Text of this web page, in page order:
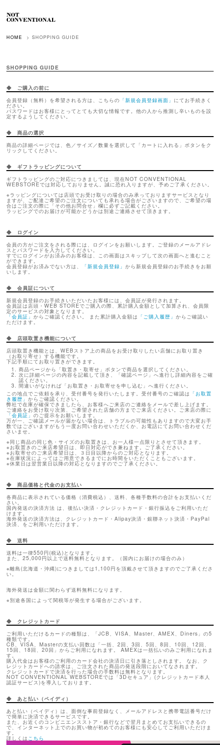
HOME SHOPPING GUIDE
SHOPPING GUIDE
◆ ご購入の前に
会員登録（無料）を希望される方は、こちらの 「新規会員登録画面」 にてお手続きく
ださい。
パスワードはお客様にとってとても大切な情報です。他の人から推測し辛いものを設
定するようしてください。
◆ 商品の選択
商品の詳細ページでは、色／サイズ／数量を選択して「カートに入れる」ボタンをク
リックしてください。
◆ ギフトラッピングについて
ギフトラッピングのご対応につきましては、現在NOT CONVENTIONAL
WEBSTOREでは対応しておりません。誠に恐れ入りますが、予めご了承ください。
※ラッピングについては店頭でお受け取りの場合のみ承っておりますサービスとなり
ますが、ご配達ご希望のご注文についても承れる場合がございますので、ご希望の場
合はご注文の際に「その他お問合せ」欄に必ずご記載ください。
ラッピングでのお届けが可能かどうかは別途ご連絡させて頂きます。
◆ ログイン
会員の方がご注文をされる際には、ログインをお願いします。ご登録のメールアドレ
スとパスワードを入力してください。
すでにログインがお済みのお客様は、この画面はスキップして次の画面へと進むこと
ができます。
会員登録がお済みでない方は、 「新規会員登録」から新規会員登録のお手続きをお願
いします。
◆ 会員証について
新規会員登録のお手続きいただいたお客様には、会員証が発行されます。
会員証は店頭・WEB STOREでご購入の際、累計購入金額として加算され、会員限
定のサービスの対象となります。
「会員証」からご確認ください。 また累計購入金額は 「ご購入履歴」からご確認い
ただけます。
◆ 店頭取置き機能について
店頭取置き機能とは、WEBストア上の商品をお受け取りしたい店舗にお取り置き
（お取り寄せ）する機能です。
下記手順にてお取り置きができます。
商品ページから「取置き・取寄せ」ボタンで商品を選択してください。
次に詳細ページの内容を記載して頂き、「確認ページ」へ進行し詳細内容をご確
認ください。
間違いがなければ「お取置き・お取寄せを申し込む」へ進行ください。
この地点でご依頼を承り、受付番号を発行いたします。受付番号のご確認は 「お取置
き履歴」からご確認ください。
弊社で在庫が確保できましたら、お客様へご来店のご連絡をメールで差し上げます。
ご連絡をお受け取り次第、ご希望された店舗の方までご来店ください。ご来店の際に
「会員証」のご提示をお願いします。
万が一、ご確認メールが届かない場合は、トラブルの可能性もありますので大変お手
数ではございますがもう一度お問い合わせいただくか、お電話にてお問い合わせくだ
さいませ。
※同じ商品の同じ色・サイズのお取置きは、お一人様一点限りとさせて頂きます。
※お取置きのご来店希望日は、即日対応ができ兼ねます。ご了承ください。
※お取寄せのご来店希望日は、３日目以降からのご対応となります。
※在庫状況によってはご用意できるまでにお時間をいただくこともございます。
※休業日は翌営業日以降の対応となりますのでご了承ください。
◆ 商品価格と代金のお支払い
各商品に表示されている価格（消費税込）、送料、各種手数料の合計をお支払いくだ
さい。
国内発送の決済方法 は、後払い決済・クレジットカード・銀行振込をご利用いただ
けます。
海外発送の決済方法は、クレジットカード・Alipay決済・銀聯ネット決済・PayPal
決済、をご利用いただけます。
◆ 送料
送料は一律550円(税込)となります。
また、25,000円以上で送料無料となります。（国内にお届けの場合のみ）
※離島(北海道・沖縄)につきましては1,100円を頂戴させて頂きますのでご了承くださ
い。
海外発送は金額に関わらず送料無料になります。
※別途各国によって関税等が発生する場合がございます。
◆ クレジットカード
ご利用いただけるカードの種類は、「JCB、VISA、Master、AMEX、Diners」の5
種類です。
CB、VISA、Masterの支払い回数は「一括、2回、3回、5回、8回、10回、12回、
15回、18回、20回」からご利用になれます。 AMEXは一括払いのみご利用になれま
す。
購入代金はお客様のご利用のカード会社の決済日に引き落としされます。 なお、ク
レジットカードへの請求は、ご注文された商品の発送段階においてなされます。
クレジットカードで決済を行った場合の手数料は無料となります。
NOT CONVENTIONAL WEBSTOREでは「3Dセキュア」(クレジットカード本人
認証サービス)を導入しております。
◆ あと払い（ペイディ）
あと払い（ペイディ）は、面倒な事前登録なく、メールアドレスと携帯電話番号だけ
で簡単に決済できるサービスです。
また、お近くのコンビニエンスストア・銀行などで翌月まとめてお支払いできるの
で、インターネット上でのお買い物が初めてのお客様にも安心してご利用いただけま
す。
詳しくは こちら